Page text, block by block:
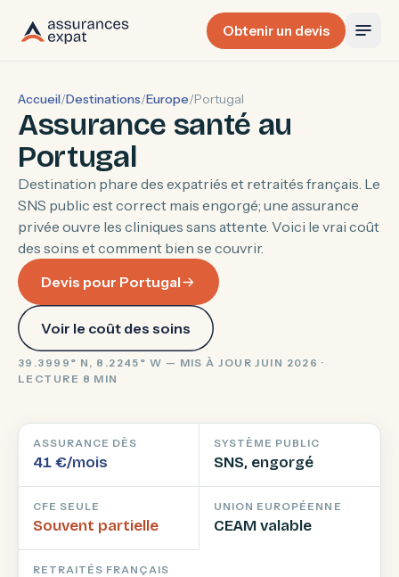
Obtenir un devis
Accueil/Destinations/Europe/Portugal
Assurance santé au
Portugal
Destination phare des expatriés et retraités français. Le
SNS public est correct mais engorgé; une assurance
privée ouvre les cliniques sans attente. Voici le vrai coût
des soins et comment bien se couvrir.
Devis pour Portugal
Voir le coût des soins
39.3999° N, 8.2245° W — MIS À JOUR JUIN 2026 ·
LECTURE 8 MIN
ASSURANCE DÈS
41 €/mois
SYSTÈME PUBLIC
SNS, engorgé
CFE SEULE
Souvent partielle
UNION EUROPÉENNE
CEAM valable
RETRAITÉS FRANÇAIS